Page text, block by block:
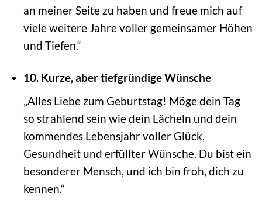
an meiner Seite zu haben und freue mich auf
viele weitere Jahre voller gemeinsamer Höhen
und Tiefen.“
10. Kurze, aber tiefgründige Wünsche
„Alles Liebe zum Geburtstag! Möge dein Tag
so strahlend sein wie dein Lächeln und dein
kommendes Lebensjahr voller Glück,
Gesundheit und erfüllter Wünsche. Du bist ein
besonderer Mensch, und ich bin froh, dich zu
kennen.“